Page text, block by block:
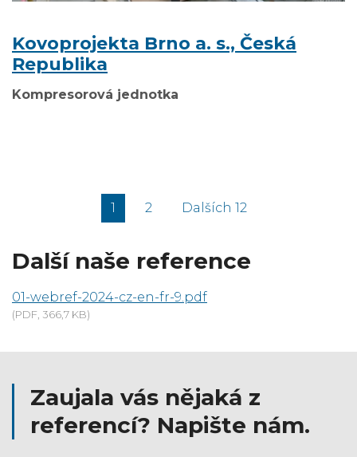
Kovoprojekta Brno a. s., Česká
Republika
Kompresorová jednotka
1 (aktuální)
2 Dalších 12
Další naše reference
01-webref-2024-cz-en-fr-9.pdf
(PDF, 366,7 KB)
Zaujala vás nějaká z
referencí? Napište nám.